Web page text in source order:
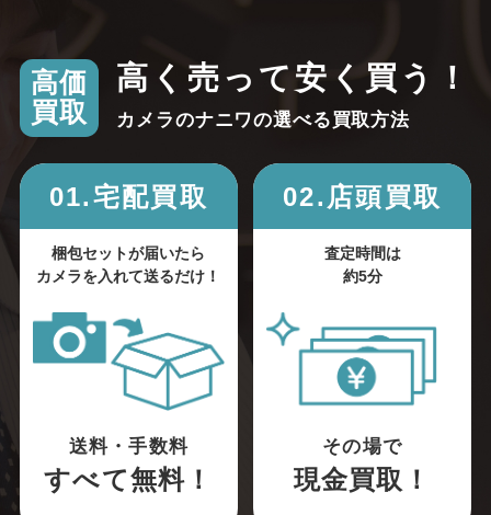
高価
買取
高く売って安く買う！
カメラのナニワの選べる買取方法
01.宅配買取
梱包セットが届いたら
カメラを入れて送るだけ！
送料・手数料
すべて無料！
02.店頭買取
査定時間は
約5分
その場で
現金買取！